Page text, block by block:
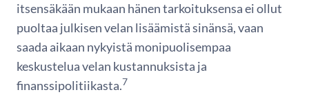
itsensäkään mukaan hänen tarkoituksensa ei ollut
puoltaa julkisen velan lisäämistä sinänsä, vaan
saada aikaan nykyistä monipuolisempaa
keskustelua velan kustannuksista ja
finanssipolitiikasta.7